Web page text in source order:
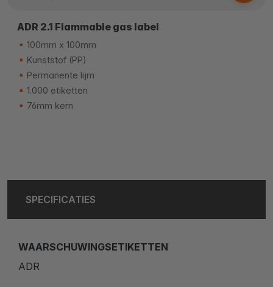
ADR 2.1 Flammable gas label
100mm x 100mm
Kunststof (PP)
Permanente lijm
1.000 etiketten
76mm kern
SPECIFICATIES
WAARSCHUWINGSETIKETTEN
ADR